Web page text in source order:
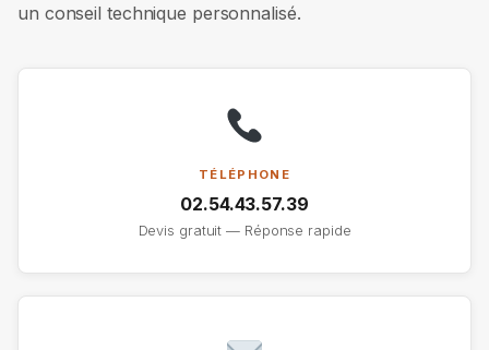
un conseil technique personnalisé.
TÉLÉPHONE
02.54.43.57.39
Devis gratuit — Réponse rapide